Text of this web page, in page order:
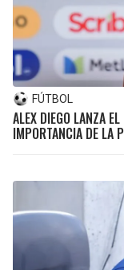
FÚTBOL
ALEX DIEGO LANZA
IMPORTANCIA DE LA